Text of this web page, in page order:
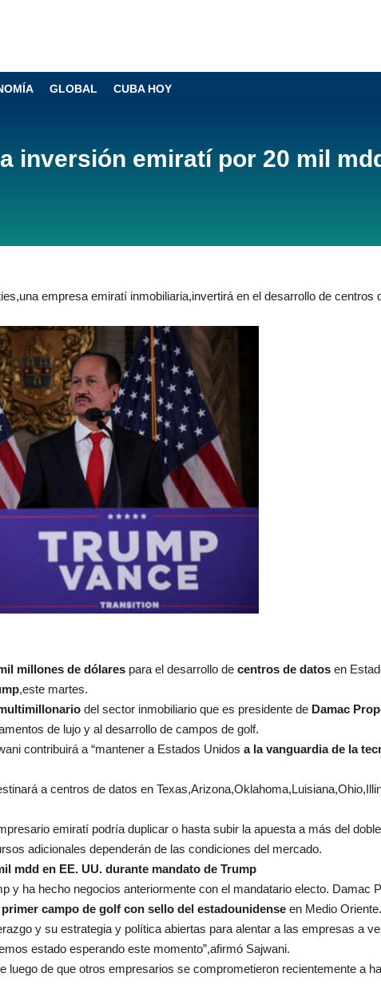
GLOBAL CUBA HOY
inversión emiratí por 20 mil
empresa emiratí inmobiliaria,invertirá en el desarrollo de centros
millones de dólares para el desarrollo de centros de datos en
,este martes.
del sector inmobiliario que es presidente de Damac
de lujo y al desarrollo de campos de golf.
contribuirá a “mantener a Estados Unidos a la vanguardia de la
a centros de datos en
emiratí podría duplicar o hasta subir la apuesta a más del
adicionales dependerán de las condiciones del mercado.
mdd en EE. UU. durante mandato de Trump
y ha hecho negocios anteriormente con el mandatario electo. Damac
campo de golf con sello del estadounidense en Medio Oriente.
y su estrategia y política abiertas para alentar a las empresas a
estado esperando este momento”,afirmó Sajwani.
luego de que otros empresarios se comprometieron recientemente a